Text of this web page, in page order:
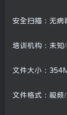
安全扫描：无病
培训机构：未知
文件大小：
文件格式：视频